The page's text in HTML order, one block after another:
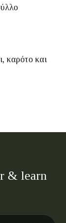
καρότο και
& learn